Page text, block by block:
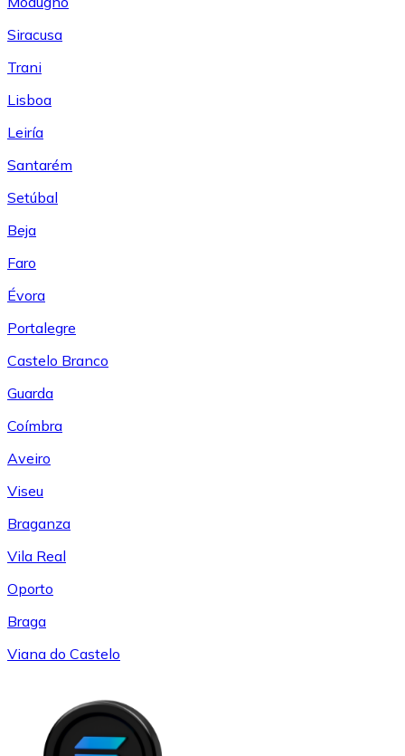
Siracusa
Trani
Lisboa
Leiría
Santarém
Setúbal
Beja
Faro
Évora
Portalegre
Castelo Branco
Guarda
Coímbra
Aveiro
Viseu
Braganza
Vila Real
Oporto
Braga
Viana do Castelo